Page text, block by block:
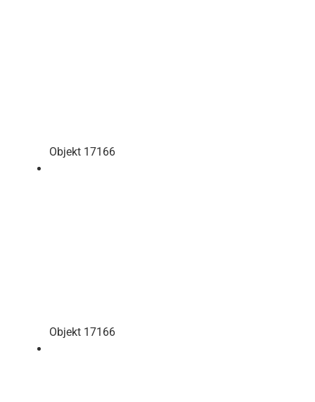
Objekt 17166
Objekt 17166